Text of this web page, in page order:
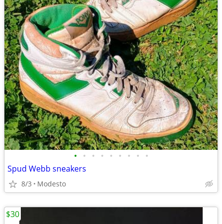
• • • • • • • • •
Spud Webb sneakers
8/3 Modesto
$30